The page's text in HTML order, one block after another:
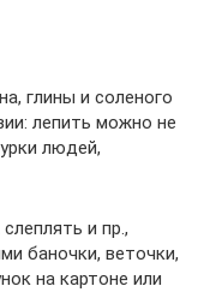
глины и соленого
лепить можно не
людей,
и пр.,
баночки, веточки,
на картоне или